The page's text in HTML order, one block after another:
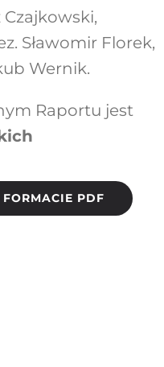
Sławomir Florek,
Wernik.
Raportu jest
PDF